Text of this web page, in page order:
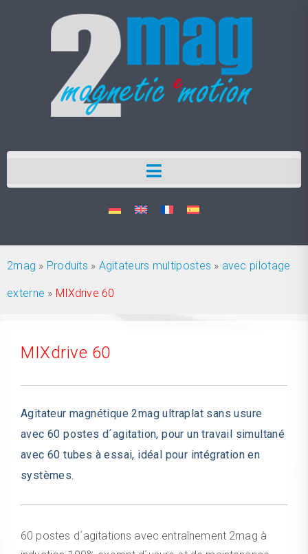
2mag » Produits » Agitateurs multipostes » avec pilotage
externe » MIXdrive 60
MIXdrive 60
Agitateur magnétique 2mag ultraplat sans usure
avec 60 postes d´agitation, pour un travail simultané
avec 60 tubes à essai, idéal pour intégration en
systèmes.
60 postes d´agitations avec entraînement 2mag à